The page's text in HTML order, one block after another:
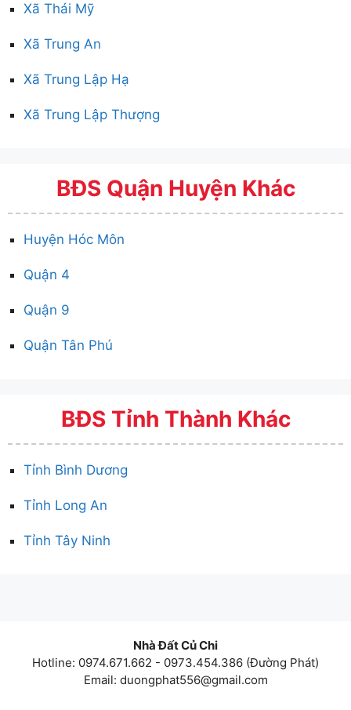
Xã Thái Mỹ
Xã Trung An
Xã Trung Lập Hạ
Xã Trung Lập Thượng
BĐS Quận Huyện Khác
Huyện Hóc Môn
Quận 4
Quận 9
Quận Tân Phú
BĐS Tỉnh Thành Khác
Tỉnh Bình Dương
Tỉnh Long An
Tỉnh Tây Ninh
Nhà Đất Củ Chi
Hotline: 0974.671.662 - 0973.454.386 (Đường Phát)
Email: duongphat556@gmail.com